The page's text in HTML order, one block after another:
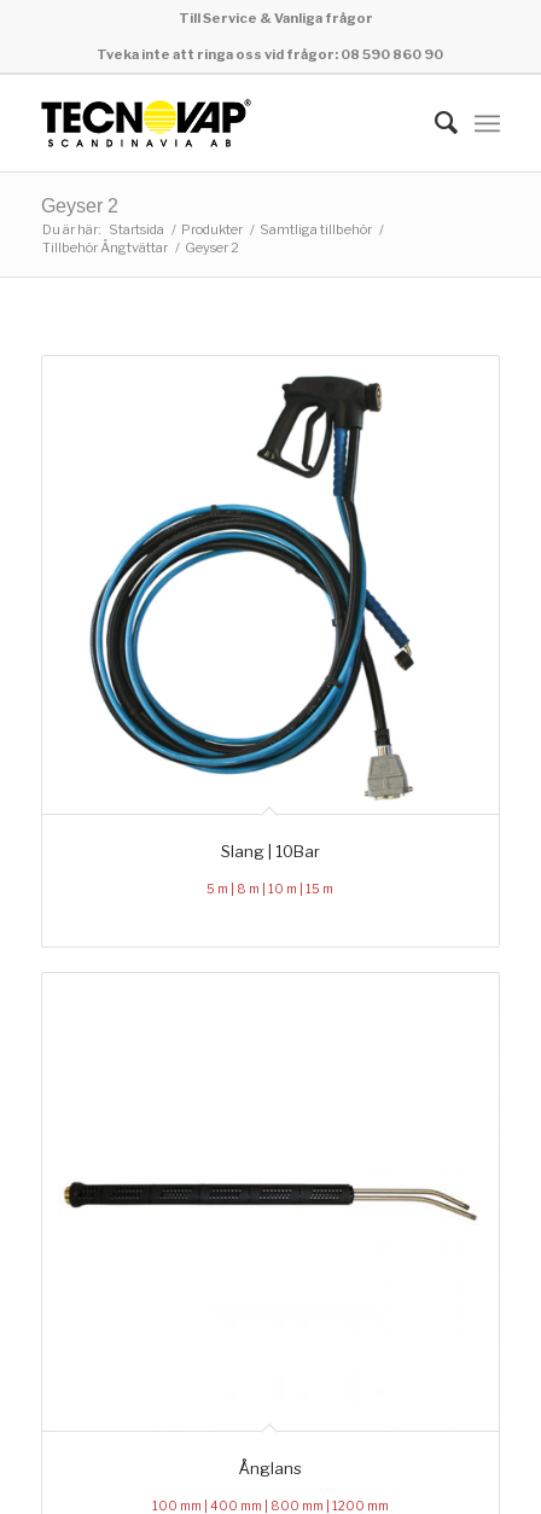
Till Service & Vanliga frågor
Tveka inte att ringa oss vid frågor: 08 590 860 90
Geyser 2
Du är här: Startsida / Produkter / Samtliga tillbehör /
Tillbehör Ångtvättar / Geyser 2
Slang | 10Bar
5 m | 8 m | 10 m | 15 m
Ånglans
100 mm | 400 mm | 800 mm | 1200 mm